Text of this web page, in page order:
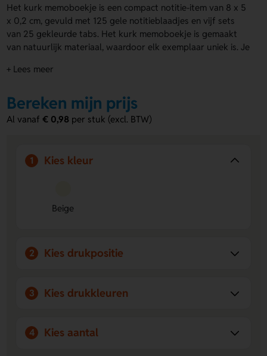
Het kurk memoboekje is een compact notitie-item van 8 x 5
x 0,2 cm, gevuld met 125 gele notitieblaadjes en vijf sets
van 25 gekleurde tabs. Het kurk memoboekje is gemaakt
van natuurlijk materiaal, waardoor elk exemplaar uniek is. Je
flapje én de achterkant. Ideaal voor dagelijks gebruik of als
Voordelen van de kurk memoboekje
Veelzijdig gebruik
gekleurde tabs voor organiseren en markeren.
Meerdere bedrukkingsopties
+ Lees meer
Bereken mijn prijs
Al vanaf€ 0,98 per stuk (excl. BTW)
1 Kies kleur
Beige
2 Kies drukpositie
3 Kies drukkleuren
4 Kies aantal